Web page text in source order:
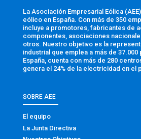
La Asociación Empresarial Eólica
eólico en España. Con más de 350
incluye a promotores, fabricantes de
componentes, asociaciones
otros. Nuestro objetivo es la
industrial que emplea a más de
España, cuenta con más de 280
genera el 24% de la electricidad en el
SOBRE AEE
El equipo
La Junta Directiva